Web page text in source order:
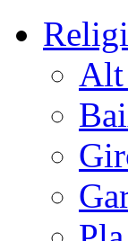
Alt